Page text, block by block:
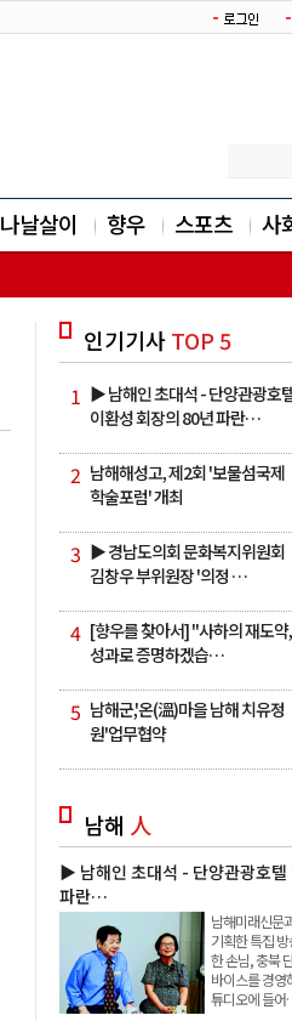
나날살이 향우 스포츠 사
인기기사TOP 5
1 ▶ 남해인 초대석 - 단양관광호
이환성 회장의 80년 파란…
2 남해해성고, 제2회 '보물섬국제
학술포럼' 개최
3 ▶ 경남도의회 문화복지위원회
김창우 부위원장 '의정 …
4 [향우를 찾아서] "사하의 재도약,
성과로 증명하겠습…
5 남해군,'온(溫)마을 남해 치유정
원'업무협약
남해 人
▶ 남해인 초대석 - 단양관광호텔
파란…
남해미래신문
기획한 특집
한 손님, 충북
바이스를 경영
튜디오에 들